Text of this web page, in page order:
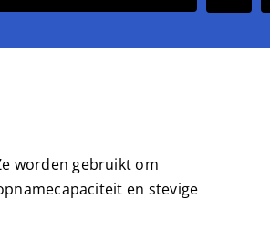
worden gebruikt om
en stevige